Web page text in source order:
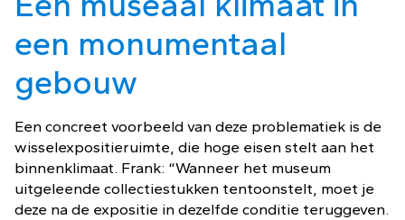
een monumentaal
gebouw
Een concreet voorbeeld van deze problematiek is de
wisselexpositieruimte, die hoge eisen stelt aan het
binnenklimaat. Frank: “Wanneer het museum
uitgeleende collectiestukken tentoonstelt, moet je
deze na de expositie in dezelfde conditie teruggeven.